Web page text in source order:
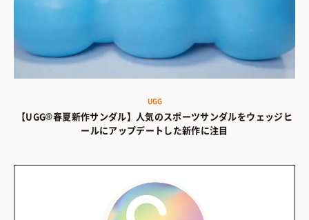
UGG
【UGG®春夏新作サンダル】人気のスポーツサンダルをウェッジヒ
ールにアップデートした新作に注目